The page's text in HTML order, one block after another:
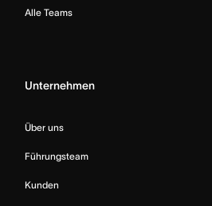
Alle Teams
Unternehmen
Über uns
Führungsteam
Kunden